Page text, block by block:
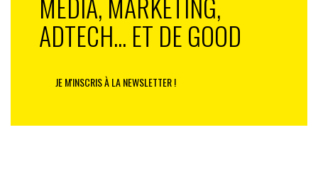
ADTECH... ET DE GOOD
JE M'INSCRIS À LA NEWSLETTER !